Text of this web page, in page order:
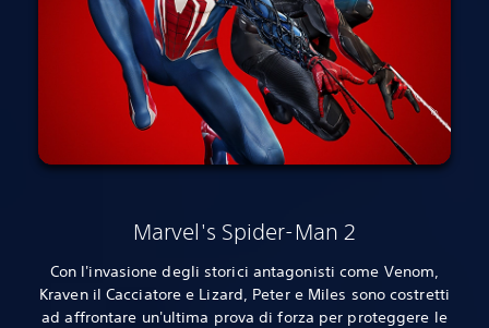
Marvel's Spider-Man 2
Con l'invasione degli storici antagonisti come Venom,
Kraven il Cacciatore e Lizard, Peter e Miles sono costretti
ad affrontare un'ultima prova di forza per proteggere le